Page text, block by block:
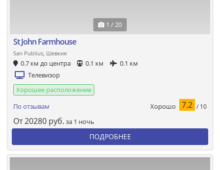
1 / 20
St John Farmhouse
San Publius, Шевкия
0.7 км до центра 0.1 км
0.1 км
Телевизор
Хорошее расположение
По отзывам
Хорошо 7.2 / 10
От20280 руб. за 1 ночь
ПОДРОБНЕЕ